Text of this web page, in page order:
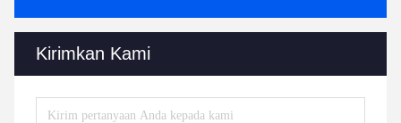
Kirimkan Kami